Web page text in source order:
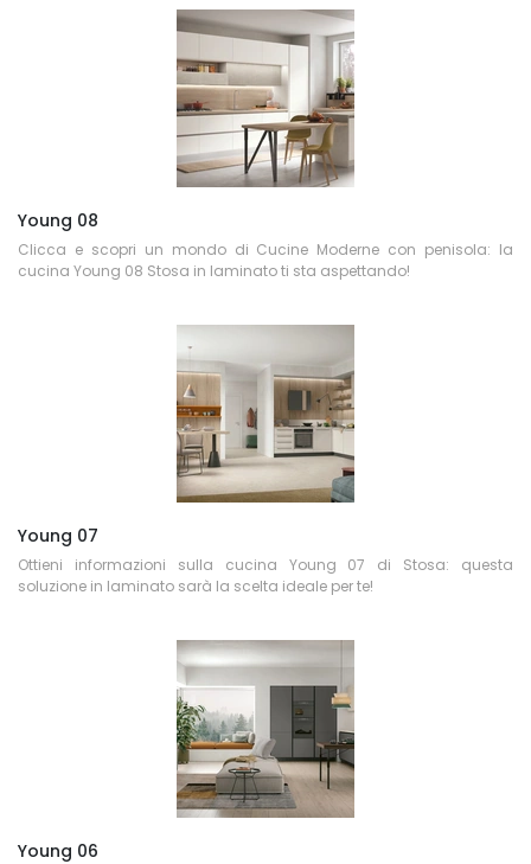
Young 08
Clicca e scopri un mondo di Cucine Moderne con penisola: la
cucina Young 08 Stosa in laminato ti sta aspettando!
Young 07
Ottieni informazioni sulla cucina Young 07 di Stosa: questa
soluzione in laminato sarà la scelta ideale per te!
Young 06